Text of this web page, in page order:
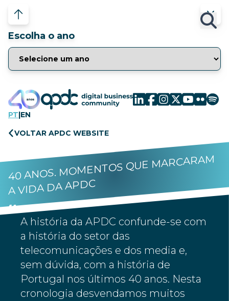
Escolha o ano
PT|EN
VOLTAR APDC WEBSITE
40 ANOS. MOMENTOS QUE MARCARAM
A VIDA DA APDC
A história da APDC confunde-se com
a história do setor das
telecomunicações e dos media e,
sem dúvida, com a história de
Portugal nos últimos 40 anos. Nesta
cronologia desvendamos muitos